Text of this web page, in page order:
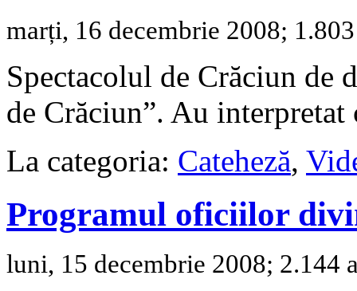
marți, 16 decembrie 2008;
Spectacolul de Crăciun de
de Crăciun”. Au
La categoria: Cateheză,
Programul oficiilor
luni, 15 decembrie 2008; 2.144